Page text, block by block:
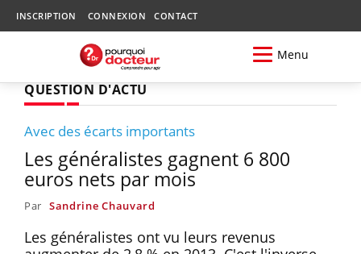
INSCRIPTION CONNEXION CONTACT
Menu
QUESTION D'ACTU
Avec des écarts importants
Les généralistes gagnent 6 800
euros nets par mois
Par Sandrine Chauvard
Les généralistes ont vu leurs revenus